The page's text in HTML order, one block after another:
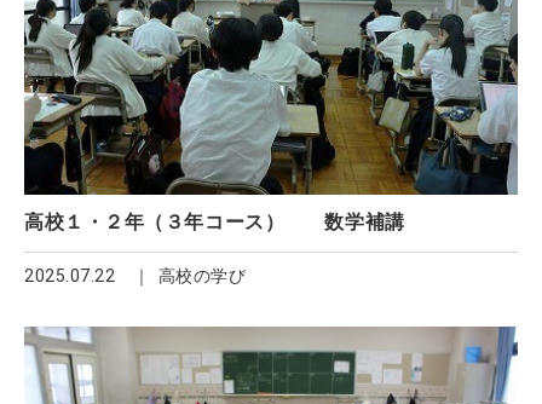
高校１・２年（３年コース） 数学補講
2025.07.22 高校の学び